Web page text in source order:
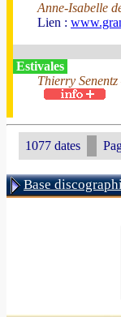
Anne-Isabelle
Lien :
Estivales
Thierry
1077 dates
Base